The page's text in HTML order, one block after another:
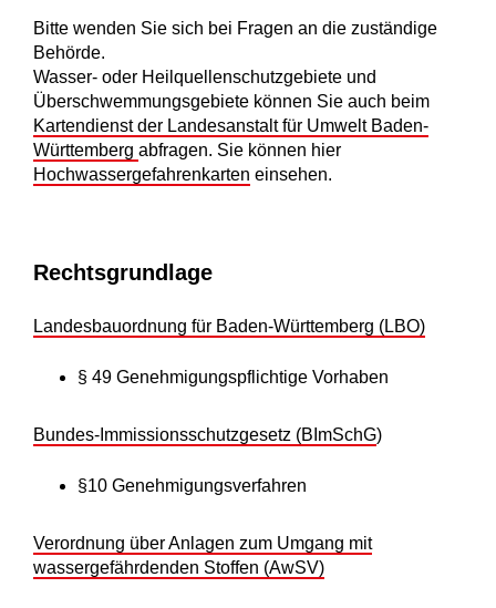
Bitte wenden Sie sich bei Fragen an die zuständige
Behörde.
Wasser- oder Heilquellenschutzgebiete und
Überschwemmungsgebiete können Sie auch beim
Kartendienst der Landesanstalt für Umwelt Baden-
Württemberg abfragen. Sie können hier
Hochwassergefahrenkarten einsehen.
Rechtsgrundlage
Landesbauordnung für Baden-Württemberg (LBO)
§ 49 Genehmigungspflichtige Vorhaben
Bundes-Immissionsschutzgesetz (BImSchG)
§10 Genehmigungsverfahren
Verordnung über Anlagen zum Umgang mit
wassergefährdenden Stoffen (AwSV)